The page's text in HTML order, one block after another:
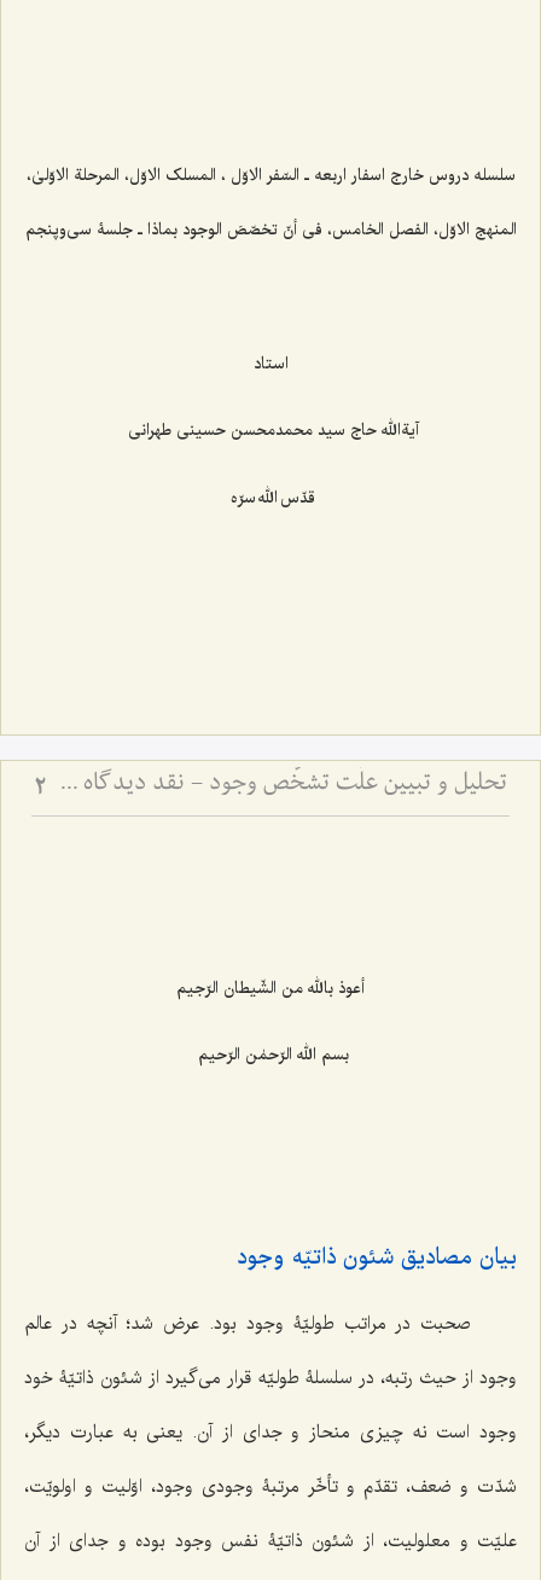
سلسله دروس خارج اسفار اربعه ـ السّفر الاوّل ، المسلک الاوّل، المرحلة الاوّلیٰ،
المنهج الاوّل، الفصل الخامس، فی أنّ تخصّصَ الوجود بماذاـ جلسۀ سی‌وپنجم
استاد
آیةالله حاج سید محمدمحسن حسینی طهرانی
قدّس الله سرّه
تحلیل و تبیین علّت تشخّص وجود - نقد دیدگاه مشهور و بیان نظریّه مختار در باب علّت تشخّص وجود 2
أعوذ بالله من الشّیطان الرّجیم
بسم الله الرّحمٰن الرّحیم
بیان مصادیق شئون ذاتیّه وجود
صحبت در مراتب طولیّۀ وجود بود. عرض شد؛ آنچه در عالم
وجود از حیث رتبه، در سلسلۀ طولیّه قرار می‌گیرد از شئون ذاتیّۀ خود
وجود است نه چیزی منحاز و جدای از آن. یعنی به عبارت دیگر،
شدّت و ضعف، تقدّم و تأخّر مرتبۀ وجودی وجود، اوّلیت و اولویّت،
علیّت و معلولیت، از شئون ذاتیّۀ نفس وجود بوده و جدای از آن